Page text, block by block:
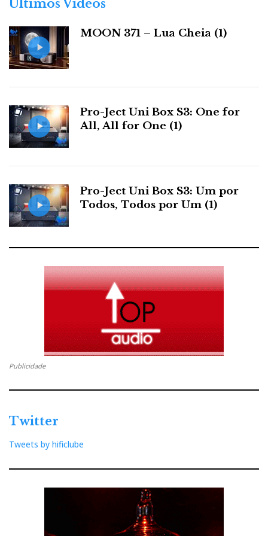
McIntosh/Kharma: uma explosão de cor e som.
Os olhos também ouvem. O azul e o verde icónicos
hipnótica no ouvinte.
Mas nem isso foi suficiente para me distrair da
sem afetar a fluidez das notas do piano. O gravador é
como o algodão: não engana nem se deixa afetar por
marcas... e muito menos por cores. Belíssimo.
s
Últimos Videos
MOON 371 – Lua Cheia (1)
Pro-Ject Uni Box S3: One for
All, All for One (1)
Pro-Ject Uni Box S3: Um por
Todos, Todos por Um (1)
Publicidade
Twitter
Tweets by hificlube